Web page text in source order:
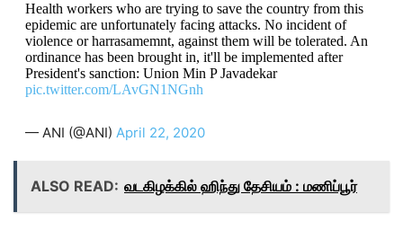
Health workers who are trying to save the country from this
epidemic are unfortunately facing attacks. No incident of
violence or harrasamemnt, against them will be tolerated. An
ordinance has been brought in, it'll be implemented after
President's sanction: Union Min P Javadekar
pic.twitter.com/LAvGN1NGnh
— ANI (@ANI) April 22, 2020
ALSO READ: வடகிழக்கில் ஹிந்து தேசியம் : மணிப்பூர்